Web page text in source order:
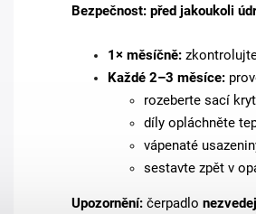
Bezpečnost: před jakoukoli
1× měsíčně:
Každé 2–3 měsíce:
rozeberte sací
díly opláchněte
vápenaté
sestavte zpět v
Upozornění: čerpadlo